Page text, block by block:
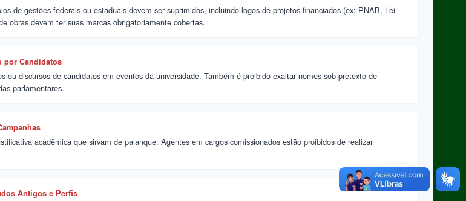
de gestões federais ou estaduais devem ser suprimidos, incluindo logos de projetos financiados (ex: PNAB, Lei
obras devem ter suas marcas obrigatoriamente cobertas.
por Candidatos
ou discursos de candidatos em eventos da universidade. Também é proibido exaltar nomes sob pretexto de
parlamentares.
acadêmica que sirvam de palanque. Agentes em cargos comissionados estão proibidos de realizar
Antigos e Perfis